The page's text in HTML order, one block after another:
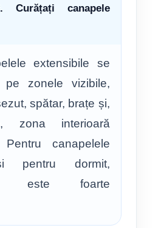
canapele
extensibile se
pe zonele vizibile,
spătar, brațe și,
zona interioară
Pentru canapelele
pentru dormit,
este foarte